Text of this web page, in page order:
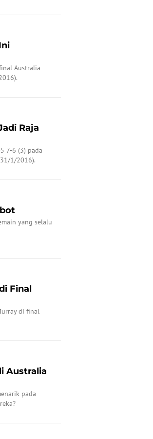
Australia
Raja
7-6 (3) pada
1/2016).
yang selalu
Final
di final
Australia
pada